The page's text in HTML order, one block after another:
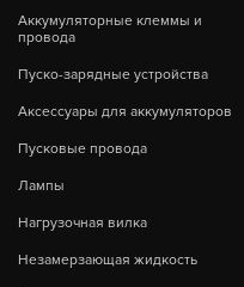
Аккумуляторные клеммы и
провода
Пуско-зарядные устройства
Аксессуары для аккумуляторов
Пусковые провода
Лампы
Нагрузочная вилка
Незамерзающая жидкость